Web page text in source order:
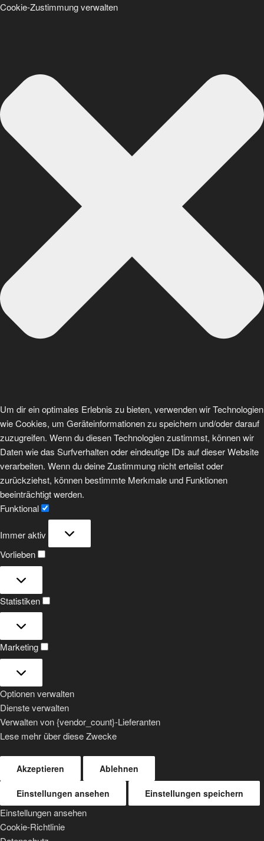
Cookie-Zustimmung verwalten
Um dir ein optimales Erlebnis zu bieten, verwenden wir Technologien
wie Cookies, um Geräteinformationen zu speichern und/oder darauf
zuzugreifen. Wenn du diesen Technologien zustimmst, können wir
Daten wie das Surfverhalten oder eindeutige IDs auf dieser Website
verarbeiten. Wenn du deine Zustimmung nicht erteilst oder
zurückziehst, können bestimmte Merkmale und Funktionen
beeinträchtigt werden.
Funktional
Immer aktiv
Vorlieben
Statistiken
Marketing
Optionen verwalten
Dienste verwalten
Verwalten von {vendor_count}-Lieferanten
Lese mehr über diese Zwecke
Akzeptieren Ablehnen
Einstellungen ansehen Einstellungen speichern
Einstellungen ansehen
Cookie-Richtlinie